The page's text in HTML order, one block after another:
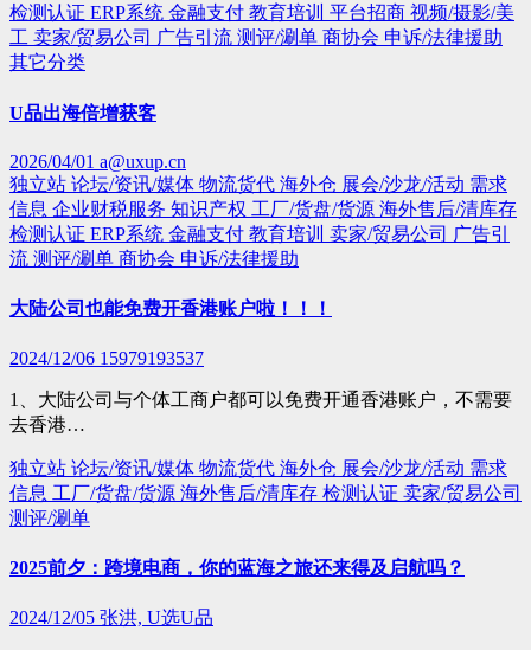
检测认证 ERP系统 金融支付 教育培训 平台招商 视频/摄影/美
工 卖家/贸易公司 广告引流 测评/涮单 商协会 申诉/法律援助
其它分类
U品出海倍增获客
2026/04/01 a@uxup.cn
独立站 论坛/资讯/媒体 物流货代 海外仓 展会/沙龙/活动 需求
信息 企业财税服务 知识产权 工厂/货盘/货源 海外售后/清库存
检测认证 ERP系统 金融支付 教育培训 卖家/贸易公司 广告引
流 测评/涮单 商协会 申诉/法律援助
大陆公司也能免费开香港账户啦！！！
2024/12/06 15979193537
1、大陆公司与个体工商户都可以免费开通香港账户，不需要
去香港…
独立站 论坛/资讯/媒体 物流货代 海外仓 展会/沙龙/活动 需求
信息 工厂/货盘/货源 海外售后/清库存 检测认证 卖家/贸易公司
测评/涮单
2025前夕：跨境电商，你的蓝海之旅还来得及启航吗？
2024/12/05 张洪, U选U品